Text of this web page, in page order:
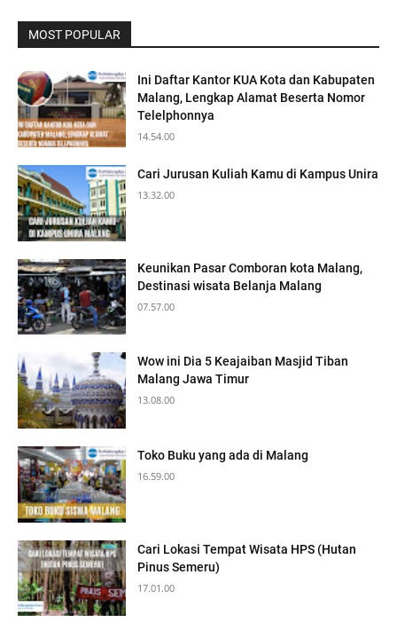
MOST POPULAR
Ini Daftar Kantor KUA Kota dan Kabupaten
Malang, Lengkap Alamat Beserta Nomor
Telelphonnya
14.54.00
Cari Jurusan Kuliah Kamu di Kampus Unira
13.32.00
Keunikan Pasar Comboran kota Malang,
Destinasi wisata Belanja Malang
07.57.00
Wow ini Dia 5 Keajaiban Masjid Tiban
Malang Jawa Timur
13.08.00
Toko Buku yang ada di Malang
16.59.00
Cari Lokasi Tempat Wisata HPS (Hutan
Pinus Semeru)
17.01.00